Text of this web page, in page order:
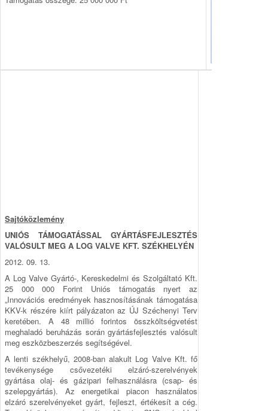
Sajtóközlemény
UNIÓS TÁMOGATÁSSAL GYÁRTÁSFEJLESZTÉS
VALÓSULT MEG A LOG VALVE KFT. SZÉKHELYÉN
2012. 09. 13.
A Log Valve Gyártó-, Kereskedelmi és Szolgáltató Kft.
25 000 000 Forint Uniós támogatás nyert az
„Innovációs eredmények hasznosításának támogatása
KKV-k részére kiírt pályázaton az ÚJ Széchenyi Terv
keretében. A 48 millió forintos összköltségvetést
meghaladó beruházás során gyártásfejlesztés valósult
meg eszközbeszerzés segítségével.
A lenti székhelyű, 2008-ban alakult Log Valve Kft. fő
tevékenysége csővezetéki elzáró-szerelvények
gyártása olaj- és gázipari felhasználásra (csap- és
szelepgyártás). Az energetikai piacon használatos
elzáró szerelvényeket gyárt, fejleszt, értékesít a cég.